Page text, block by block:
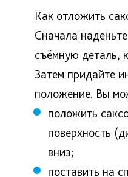
Как отложить
Сначала
съёмную деталь,
Затем придайте
положение. Вы
положить
поверхность
вниз;
поставить на